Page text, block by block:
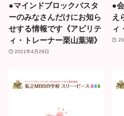
●マインドブロックバスタ
ーのみなさんだけにお知ら
せする情報です《アビリテ
ィ・トレーナー栗山葉湖》
2021年4月29日
●
え
ィ